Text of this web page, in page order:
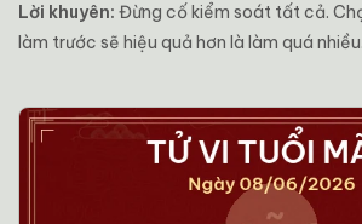
Lời khuyên: Đừng cố kiểm soát tất cả.
làm trước sẽ hiệu quả hơn là làm quá nhiều.